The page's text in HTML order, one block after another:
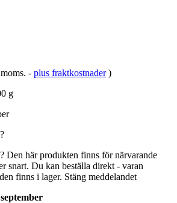
- plus fraktkostnader )
g
Den här produkten finns för närvarande
snart. Du kan beställa direkt - varan
finns i lager. Stäng meddelandet